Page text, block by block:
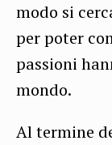
modo si
per poter
passioni
mondo.
Al termine